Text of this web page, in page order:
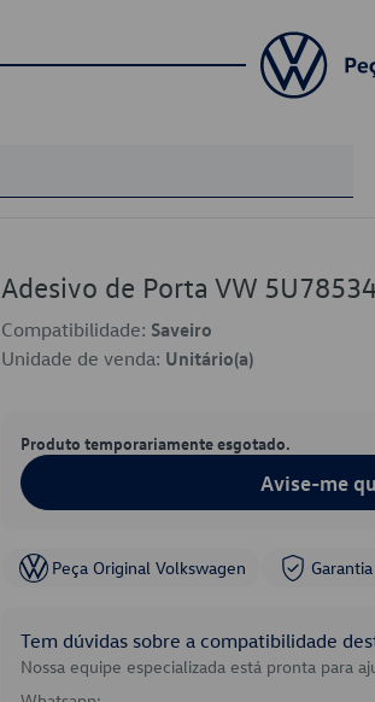
Adesivo de Porta VW
Compatibilidade: Saveiro
Unidade de venda: Unitário(a)
Produto temporariamente esgotado.
Avise-me
Peça Original Volkswagen
Tem dúvidas sobre a compatibilidade
Nossa equipe especializada está pronta para